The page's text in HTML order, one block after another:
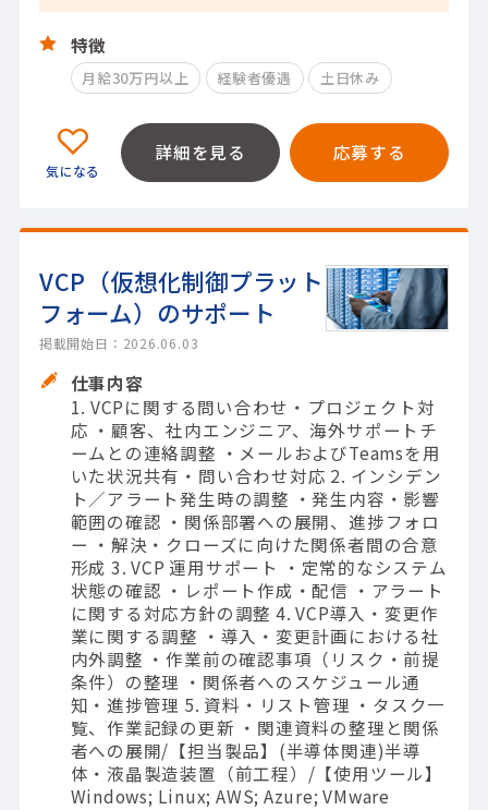
特徴
月給30万円以上 経験者優遇 土日休み
詳細を見る 応募する
VCP（仮想化制御プラット
フォーム）のサポート
掲載開始日：2026.06.03
仕事内容
1. VCPに関する問い合わせ・プロジェクト対
応 ・顧客、社内エンジニア、海外サポートチ
ームとの連絡調整 ・メールおよびTeamsを用
いた状況共有・問い合わせ対応 2. インシデン
ト／アラート発生時の調整 ・発生内容・影響
範囲の確認 ・関係部署への展開、進捗フォロ
ー ・解決・クローズに向けた関係者間の合意
形成 3. VCP 運用サポート ・定常的なシステム
状態の確認 ・レポート作成・配信 ・アラート
に関する対応方針の調整 4. VCP導入・変更作
業に関する調整 ・導入・変更計画における社
内外調整 ・作業前の確認事項（リスク・前提
条件）の整理 ・関係者へのスケジュール通
知・進捗管理 5. 資料・リスト管理 ・タスク一
覧、作業記録の更新 ・関連資料の整理と関係
者への展開/【担当製品】(半導体関連)半導
体・液晶製造装置（前工程）/【使用ツール】
Windows; Linux; AWS; Azure; VMware